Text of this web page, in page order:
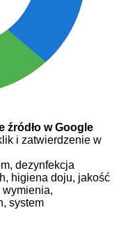
źródło w Google
i zatwierdzenie w
dezynfekcja
higiena doju, jakość
system